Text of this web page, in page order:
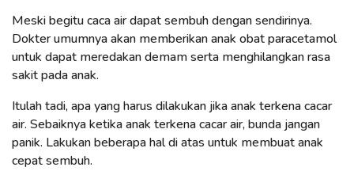
Meski begitu caca air dapat sembuh dengan sendirinya.
Dokter umumnya akan memberikan anak obat paracetamol
untuk dapat meredakan demam serta menghilangkan rasa
sakit pada anak.
Itulah tadi, apa yang harus dilakukan jika anak terkena cacar
air. Sebaiknya ketika anak terkena cacar air, bunda jangan
panik. Lakukan beberapa hal di atas untuk membuat anak
cepat sembuh.